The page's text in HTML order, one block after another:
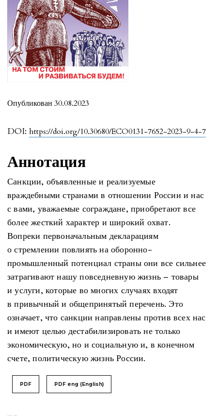
DOI: https://doi.org/10.30680/ECO0131-7652-2023-9-4-7
Опубликован 30.08.2023
Аннотация
Санкции, объявленные и реализуемые
враждебными странами в отношении России и нас
с вами, уважаемые сограждане, приобретают все
более жесткий характер и широкий охват.
Вопреки первоначальным декларациям
о стремлении повлиять на оборонно-
промышленный потенциал страны они все сильнее
затрагивают нашу повседневную жизнь – товары
и услуги, которые во многих случаях входят
в привычный и общепринятый перечень. Это
означает, что санкции направлены против всех нас
и имеют целью дестабилизировать не только
экономическую, но и социальную и, в конечном
счете, политическую жизнь России.
PDF PDF eng (English)